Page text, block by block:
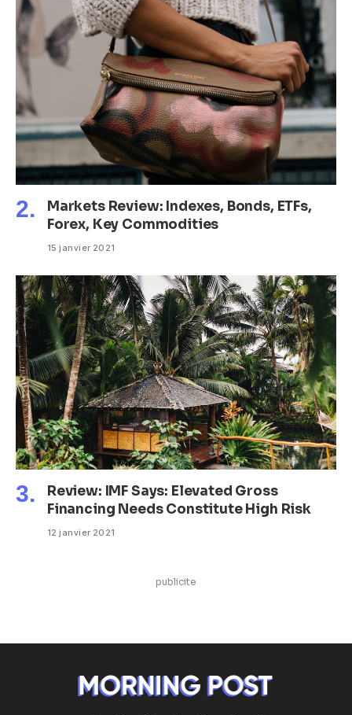
Markets Review: Indexes, Bonds, ETFs,
Forex, Key Commodities
15 janvier 2021
Review: IMF Says: Elevated Gross
Financing Needs Constitute High Risk
12 janvier 2021
publicite